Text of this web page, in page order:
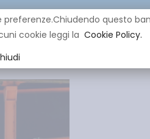
questo
cookie leggi la Cookie Policy.